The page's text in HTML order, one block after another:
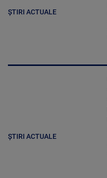
ȘTIRI ACTUALE
ȘTIRI ACTUALE